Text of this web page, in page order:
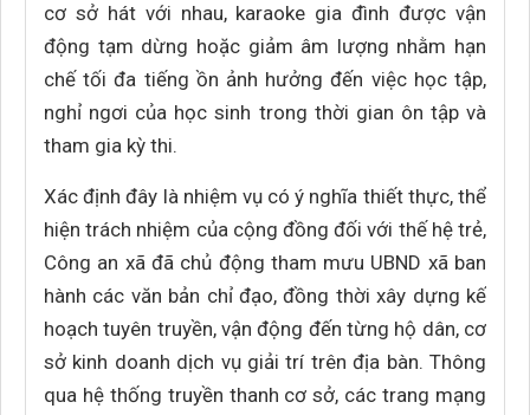
cơ sở hát với nhau, karaoke gia đình được vận
động tạm dừng hoặc giảm âm lượng nhằm hạn
chế tối đa tiếng ồn ảnh hưởng đến việc học tập,
nghỉ ngơi của học sinh trong thời gian ôn tập và
tham gia kỳ thi.
Xác định đây là nhiệm vụ có ý nghĩa thiết thực, thể
hiện trách nhiệm của cộng đồng đối với thế hệ trẻ,
Công an xã đã chủ động tham mưu UBND xã ban
hành các văn bản chỉ đạo, đồng thời xây dựng kế
hoạch tuyên truyền, vận động đến từng hộ dân, cơ
sở kinh doanh dịch vụ giải trí trên địa bàn. Thông
qua hệ thống truyền thanh cơ sở, các trang mạng